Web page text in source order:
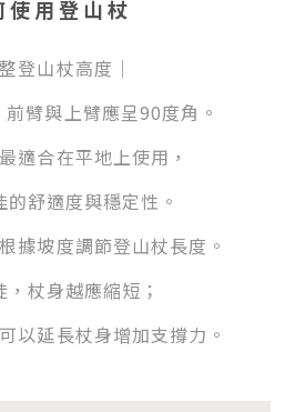
使用登山杖
登山杖高度｜
臂與上臂應呈90度角。
適合在平地上使用，
的舒適度與穩定性。
據坡度調節登山杖長度。
，杖身越應縮短；
以延長杖身增加支撐力。